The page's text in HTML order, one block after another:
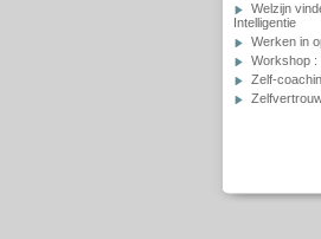
Welzijn
Intelligentie
Werken in
Workshop :
Zelf-